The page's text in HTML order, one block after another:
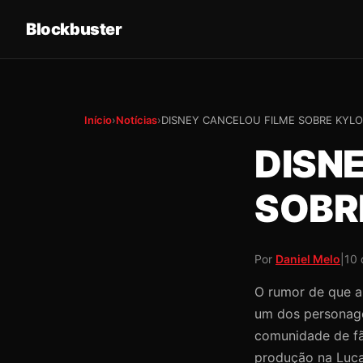
Blockbuster
Início›Notícias›DISNEY CANCELOU FILME SOBRE
Por Daniel Melo 10
O rumor de que
um dos
comunidade de
produção na